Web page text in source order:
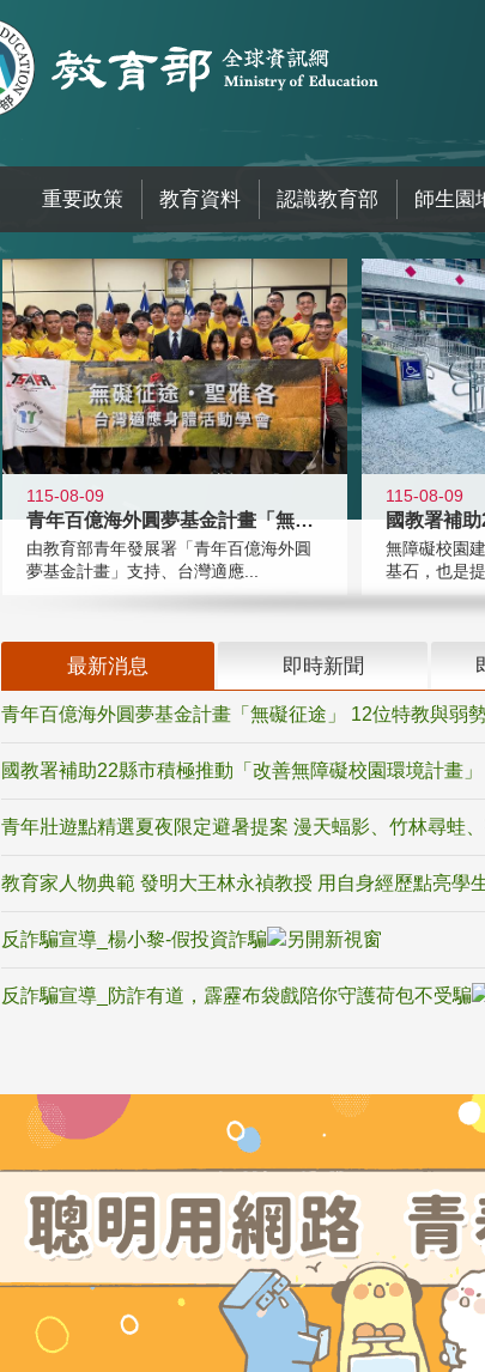
重要政策 教育資料 認識教育部 師生園
115-08-09
青年百億海外圓夢基金計畫「無礙征途
由教育部青年發展署「青年百億海外圓
夢基金計畫」支持、台灣適應...
115-08-09
無障礙校園
基石，也是
最新消息 即時新聞
青年百億海外圓夢基金計畫「無礙征途」 12位特教與弱
國教署補助22縣市積極推動「改善無障礙校園環境計畫
青年壯遊點精選夏夜限定避暑提案 漫天蝠影、竹林尋蛙
教育家人物典範 發明大王林永禎教授 用自身經歷點亮學
反詐騙宣導_楊小黎-假投資詐騙
反詐騙宣導_防詐有道，霹靂布袋戲陪你守護荷包不受騙